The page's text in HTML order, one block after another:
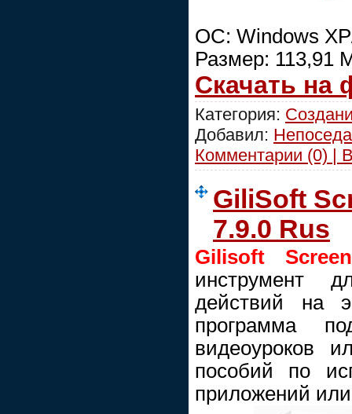
ОС: Windows
Размер: 113,91
Скачать на
Категория:
Добавил: Непоседа
Комментарии (0) |
GiliSoft
7.9.0 Rus
Gilisoft
инструмент
действий на
программа
видеоуроков
пособий по
приложений